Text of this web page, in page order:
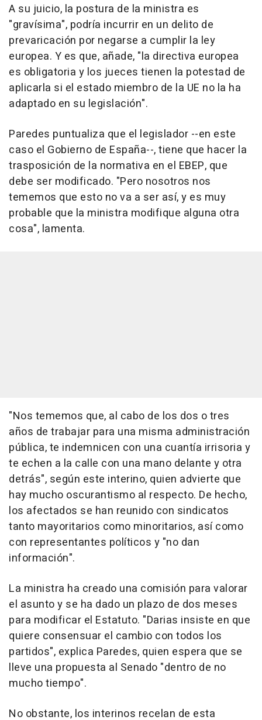
A su juicio, la postura de la ministra es
"gravísima", podría incurrir en un delito de
prevaricación por negarse a cumplir la ley
europea. Y es que, añade, "la directiva europea
es obligatoria y los jueces tienen la potestad de
aplicarla si el estado miembro de la UE no la ha
adaptado en su legislación".
Paredes puntualiza que el legislador --en este
caso el Gobierno de España--, tiene que hacer la
trasposición de la normativa en el EBEP, que
debe ser modificado. "Pero nosotros nos
tememos que esto no va a ser así, y es muy
probable que la ministra modifique alguna otra
cosa", lamenta.
"Nos tememos que, al cabo de los dos o tres
años de trabajar para una misma administración
pública, te indemnicen con una cuantía irrisoria y
te echen a la calle con una mano delante y otra
detrás", según este interino, quien advierte que
hay mucho oscurantismo al respecto. De hecho,
los afectados se han reunido con sindicatos
tanto mayoritarios como minoritarios, así como
con representantes políticos y "no dan
información".
La ministra ha creado una comisión para valorar
el asunto y se ha dado un plazo de dos meses
para modificar el Estatuto. "Darias insiste en que
quiere consensuar el cambio con todos los
partidos", explica Paredes, quien espera que se
lleve una propuesta al Senado "dentro de no
mucho tiempo".
No obstante, los interinos recelan de esta